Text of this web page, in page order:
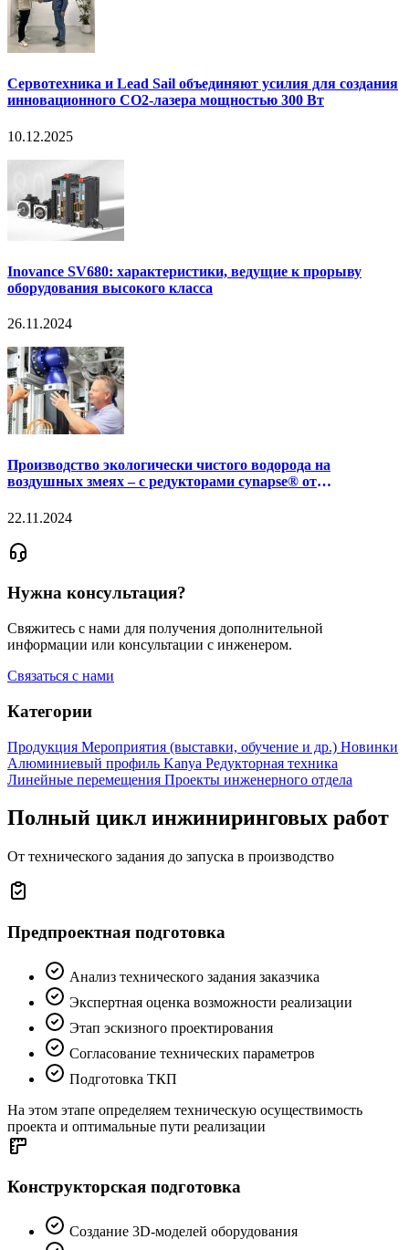
Запросить бесплатные пригласительные билеты для
посещения выставки, можно перейдя
все необходимые данные, или получить их в офисе
«Сервотехники». Адрес проведения выставки
«Металлообработка-2010»: Россия, Москва, ЦВК
«Экспоцентр». Подробная информация о мероприятии – на
сайтеwww.metobr-expo.ru.
Наши специалисты будут рады ответить на все интересующие
66 или по электронной почте
Более подробную информацию вы можете также получить в
разделе«Сервотехника» на «Металлообработке»
Другие новости
Сервотехника и Lead Sail объединяют усилия для создания
инновационного CO2-лазера мощностью 300 Вт
10.12.2025
Inovance SV680: характеристики, ведущие к прорыву
воздушных змеях – с редукторами cynapse® от
22.11.2024
Нужна консультация?
Свяжитесь с нами для получения дополнительной
информации или консультации с инженером.
Связаться с нами
Категории
ПродукцияМероприятия (выставки, обучение и др.)
Алюминиевый профиль Kanya
Редукторная техника
Линейные перемещения
Полный цикл инжиниринговых работ
От технического задания до запуска в производство